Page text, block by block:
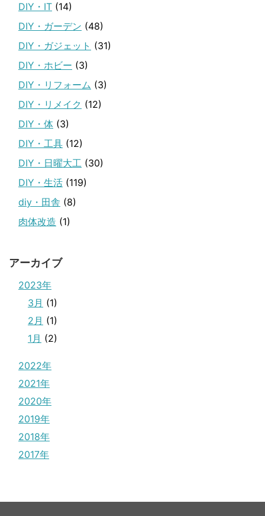
DIY・IT (14)
DIY・ガーデン (48)
DIY・ガジェット (31)
DIY・ホビー (3)
DIY・リフォーム (3)
DIY・リメイク (12)
DIY・体 (3)
DIY・工具 (12)
DIY・日曜大工 (30)
DIY・生活 (119)
diy・田舎 (8)
肉体改造 (1)
アーカイブ
2023年
3月 (1)
2月 (1)
1月 (2)
2022年
2021年
2020年
2019年
2018年
2017年